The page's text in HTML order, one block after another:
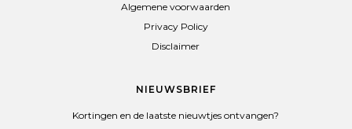
Algemene voorwaarden
Privacy Policy
Disclaimer
NIEUWSBRIEF
Kortingen en de laatste nieuwtjes ontvangen?